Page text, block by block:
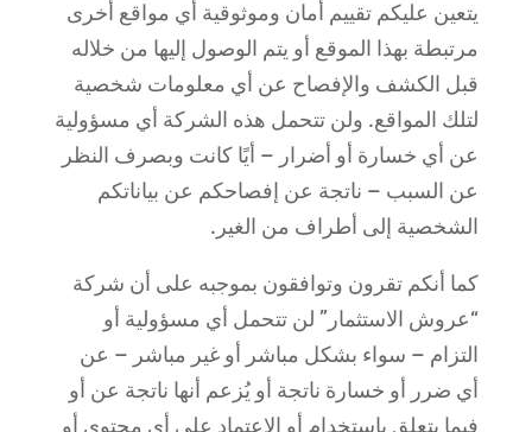
يتعين عليكم تقييم أمان وموثوقية أي مواقع أخرى
مرتبطة بهذا الموقع أو يتم الوصول إليها من خلاله
قبل الكشف والإفصاح عن أي معلومات شخصية
لتلك المواقع. ولن تتحمل هذه الشركة أي مسؤولية
عن أي خسارة أو أضرار – أيًا كانت وبصرف النظر
عن السبب – ناتجة عن إفصاحكم عن بياناتكم
الشخصية إلى أطراف من الغير.
كما أنكم تقرون وتوافقون بموجبه على أن شركة
“عروش الاستثمار” لن تتحمل أي مسؤولية أو
التزام – سواء بشكل مباشر أو غير مباشر – عن
أي ضرر أو خسارة ناتجة أو يُزعم أنها ناتجة عن أو
فيما يتعلق باستخدام أو الاعتماد على أي محتوى أو